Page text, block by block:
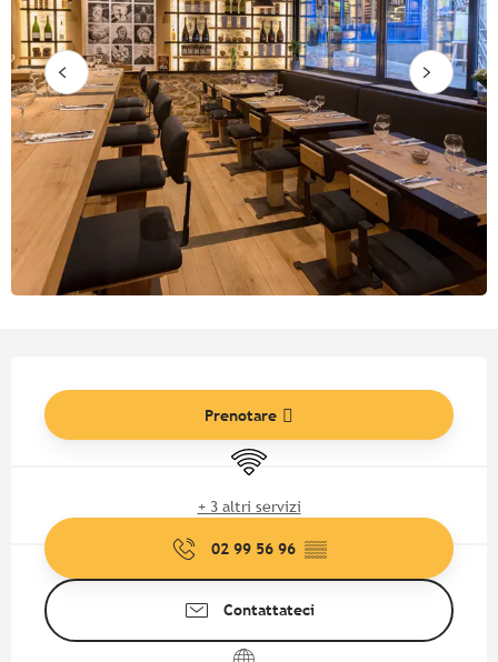
Prenotare
Wi-Fi
+ 3 altri servizi
02 99 56 96 ▒▒
Contattateci